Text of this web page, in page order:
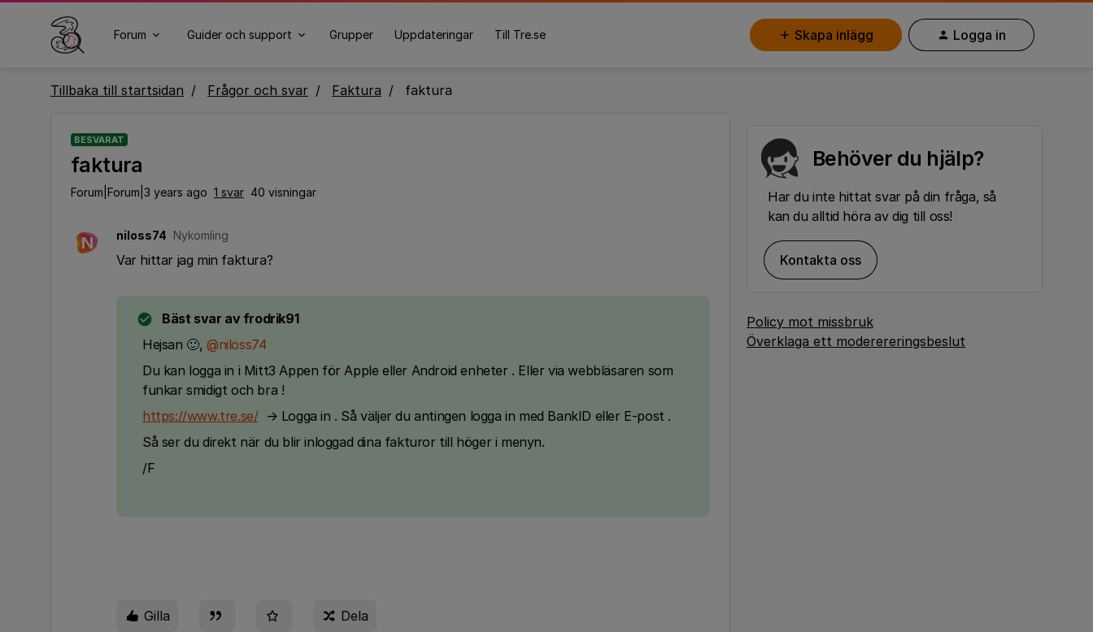
Forum Guider och support Grupper Uppdateringar Till Tre.se Skapa inlägg Logga in
Tillbaka till startsidan Frågor och svar Faktura faktura
BESVARAT
faktura
Forum|Forum|3 years ago 1 svar 40 visningar
N niloss74 Nykomling
Var hittar jag min faktura?
Bäst svar av frodrik91
Hejsan 🙂, @niloss74
Du kan logga in i Mitt3 Appen för Apple eller Android enheter . Eller via webbläsaren som
funkar smidigt och bra !
https://www.tre.se/→ Logga in . Så väljer du antingen logga in med BankID eller E-post .
Så ser du direkt när du blir inloggad dina fakturor till höger i menyn.
/F
Gilla Dela
Behöver du hjälp?
Har du inte hittat svar på din fråga, så
kan du alltid höra av dig till oss!
Kontakta oss
Policy mot missbruk
Överklaga ett moderereringsbeslut